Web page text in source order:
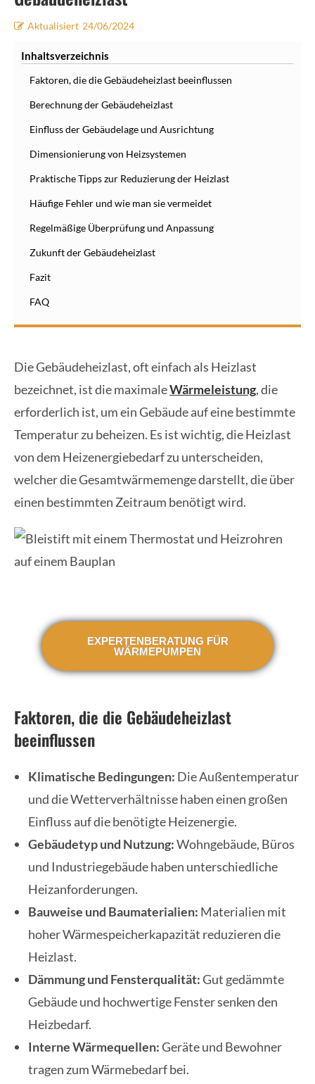
Aktualisiert 24/06/2024
Inhaltsverzeichnis
Faktoren, die die Gebäudeheizlast beeinflussen
Berechnung der Gebäudeheizlast
Einfluss der Gebäudelage und Ausrichtung
Dimensionierung von Heizsystemen
Praktische Tipps zur Reduzierung der Heizlast
Häufige Fehler und wie man sie vermeidet
Regelmäßige Überprüfung und Anpassung
Zukunft der Gebäudeheizlast
Fazit
FAQ
Die Gebäudeheizlast, oft einfach als Heizlast
bezeichnet, ist die maximaleWärmeleistung, die
erforderlich ist, um ein Gebäude auf eine bestimmte
Temperatur zu beheizen. Es ist wichtig, die Heizlast
von dem Heizenergiebedarf zu unterscheiden,
welcher die Gesamtwärmemenge darstellt, die über
einen bestimmten Zeitraum benötigt wird.
EXPERTENBERATUNG FÜR
WÄRMEPUMPEN
Faktoren, die die Gebäudeheizlast
beeinflussen
Klimatische Bedingungen: Die Außentemperatur
und die Wetterverhältnisse haben einen großen
Einfluss auf die benötigte Heizenergie.
Gebäudetyp und Nutzung:Wohngebäude, Büros
und Industriegebäude haben unterschiedliche
Heizanforderungen.
Bauweise und Baumaterialien: Materialien mit
hoher Wärmespeicherkapazität reduzieren die
Heizlast.
Dämmung und Fensterqualität:Gut gedämmte
Gebäude und hochwertige Fenster senken den
Heizbedarf.
Interne Wärmequellen:Geräte und Bewohner
tragen zum Wärmebedarf bei.